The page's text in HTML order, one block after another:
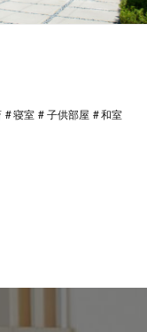
寝室 子供部屋 和室